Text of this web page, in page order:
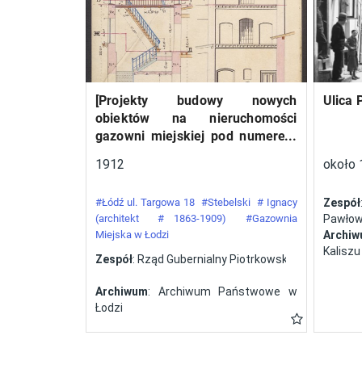
1930. Była to druga pod
względem liczebności
ekipa (12 załóg),
startująca wyłącznie na
samolotach polskiej
konstrukcji. W Challenge’u
zwycięstwo odnieśli
Franciszek Żwirko i
Stanisław Wigura na RWD-
6. Tym samym Polsce
przypadła organizacja
kolejnej odsłony zawodów.
Zorganizowany przez
[Projekty budowy nowych
obiektów na nieruchomości
gazowni miejskiej pod numerem
Łodzi]
1912
#Łódź ul. Targowa 18 #Stebelski # Ignacy
(architekt
# 1863-1909)
#Gazownia
Miejska w Łodzi
Zespół: Rząd Gubernialny Piotrkowski
Archiwum: Archiwum Państwowe w
Łodzi
Ulica
około
Zespół
Kaliszu